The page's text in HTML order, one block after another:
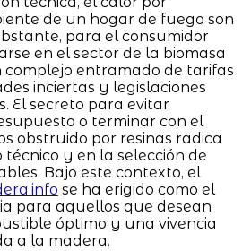
de un hogar de fuego son
para el consumidor
en el sector de la biomasa
entramado de tarifas
inciertas y legislaciones
El secreto para evitar
o terminar con el
obstruido por resinas radica
técnico y en la selección de
Bajo este contexto, el
se ha erigido como el
para aquellos que desean
óptimo y una vivencia
a la madera.